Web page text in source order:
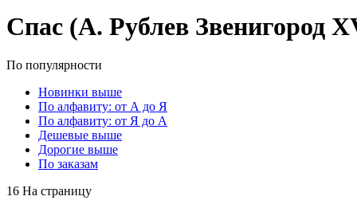
Спас (А. Рублев Звенигород
По популярности
Новинки выше
По алфавиту: от А до Я
По алфавиту: от Я до А
Дешевые выше
Дорогие выше
По заказам
16 На страницу